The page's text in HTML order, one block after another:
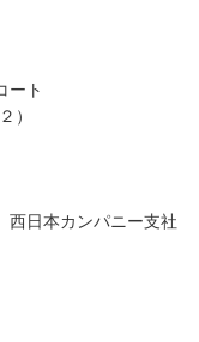
ト
）
日本カンパニー支社